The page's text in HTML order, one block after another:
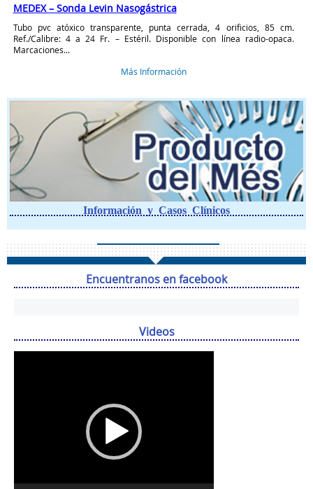
MEDEX – Sonda Levin Nasogástrica
Tubo pvc atóxico transparente, punta cerrada, 4 orificios, 85 cm.
Ref./Calibre: 4 a 24 Fr. – Estéril. Disponible con línea radio-opaca.
Marcaciones...
Más Información
Información y Casos Clínicos
Encuentranos en facebook
Videos